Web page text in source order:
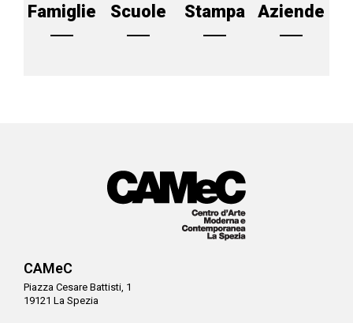
Famiglie Scuole Stampa Aziende
CAMeC
Piazza Cesare Battisti, 1
19121 La Spezia